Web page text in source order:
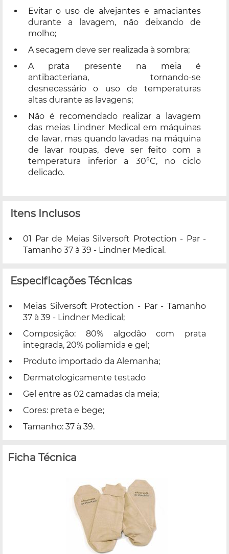
Evitar o uso de alvejantes e amaciantes
durante a lavagem, não deixando de
molho;
A secagem deve ser realizada à sombra;
A prata presente na meia é
antibacteriana, tornando-se
desnecessário o uso de temperaturas
altas durante as lavagens;
Não é recomendado realizar a lavagem
das meias Lindner Medical em máquinas
de lavar, mas quando lavadas na máquina
de lavar roupas, deve ser feito com a
temperatura inferior a 30°C, no ciclo
delicado.
Itens Inclusos
01 Par de Meias Silversoft Protection - Par -
Tamanho 37 à 39 - Lindner Medical.
Especificações Técnicas
Meias Silversoft Protection - Par - Tamanho
37 à 39 - Lindner Medical;
Composição: 80% algodão com prata
integrada, 20% poliamida e gel;
Produto importado da Alemanha;
Dermatologicamente testado
Gel entre as 02 camadas da meia;
Cores: preta e bege;
Tamanho: 37 à 39.
Ficha Técnica